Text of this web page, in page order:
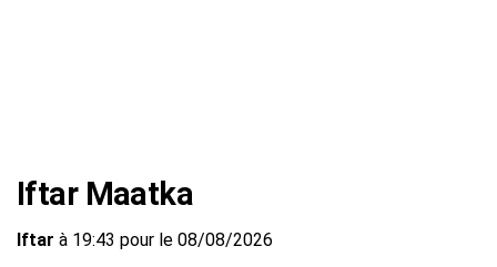
Iftar Maatka
Iftar à 19:43 pour le 08/08/2026